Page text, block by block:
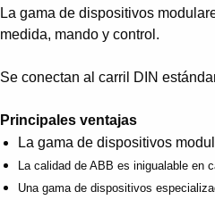
La gama de dispositivos
medida, mando y control.
Se conectan al carril DIN
Principales ventajas
La gama de dispositivos
La calidad de ABB es inigualable
Una gama de dispositivos